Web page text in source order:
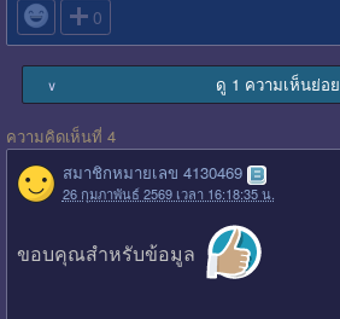
 0
∨ ดู 1 ความเห็นย่อย
ความคิดเห็นที่ 4
สมาชิกหมายเลข 4130469
26 กุมภาพันธ์ 2569 เวลา 16:18:35 น.
ขอบคุณสำหรับข้อมูล